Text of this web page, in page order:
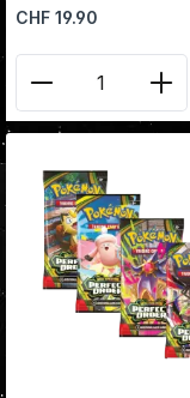
Regulärer Preis:
CHF 19.90
Produkt